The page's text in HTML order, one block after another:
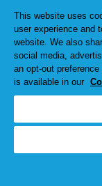
는 신고 기
에 따라 부
다.
당사는 당사
(사용자 이
고 King의
의 신고에
5.9 당사가 당사
관을 위반한다고
명을 초래할 수도
This website uses
user experience and
website. We also
social media,
an opt-out
is available in our